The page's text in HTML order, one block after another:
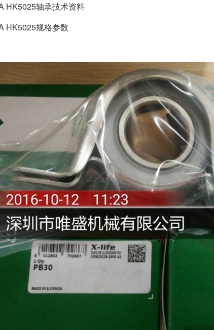
HK5025轴承技术资料
HK5025规格参数